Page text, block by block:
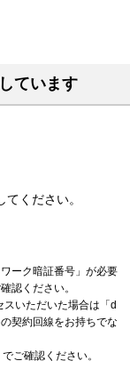
ています
ください。
ーク暗証番号」が必要
認ください。
いただいた場合は「d
契約回線をお持ちでな
でご確認ください。